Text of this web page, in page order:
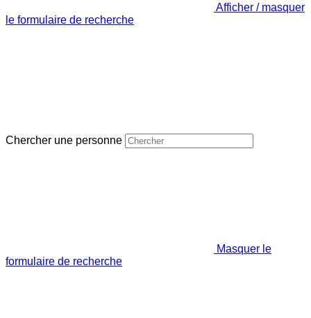
Afficher / masquer
le formulaire de recherche
Chercher une personne
Masquer le
formulaire de recherche